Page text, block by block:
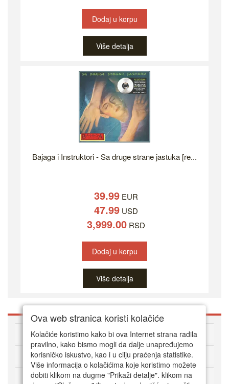
Dodaj u korpu
Više detalja
Bajaga i Instruktori - Sa druge strane jastuka [re...
39.99EUR
47.99USD
3,999.00RSD
Dodaj u korpu
Više detalja
O DVD Zoni
Kako kupovati online
Korisnički servis
Ova web stranica koristi kolačiće
Kolačiće koristimo kako bi ova Internet strana radila
pravilno, kako bismo mogli da dalje unapređujemo
korisničko iskustvo, kao i u cilju praćenja statistike.
Više informacija o kolačićima koje koristimo možete
dobiti klikom na dugme "Prikaži detalje". klikom na